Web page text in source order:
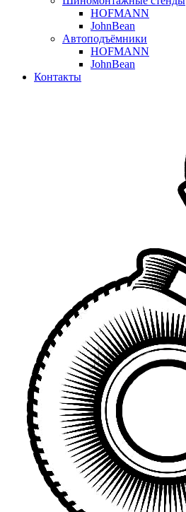
HOFMANN
JohnBean
Автоподъёмники
HOFMANN
JohnBean
Контакты